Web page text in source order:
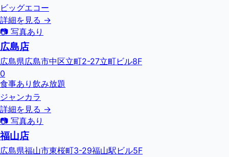
ビッグエコー
詳細を見る →
📷 写真あり
広島店
広島県広島市中区立町2-27立町ビル8F
0
食事あり 飲み放題
ジャンカラ
詳細を見る →
📷 写真あり
福山店
広島県福山市東桜町3-29福山駅ビル5F